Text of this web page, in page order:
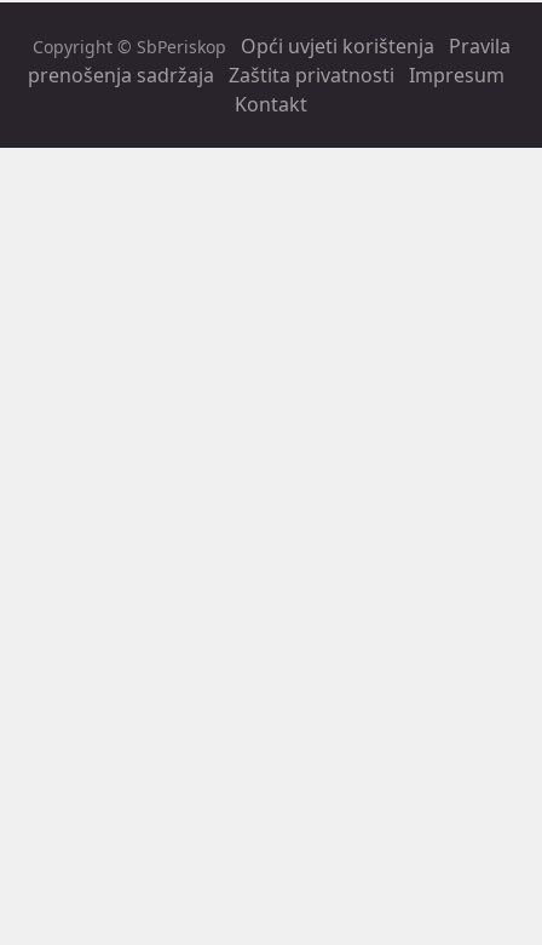
Copyright © SbPeriskop Opći uvjeti korištenja
Pravila
prenošenja sadržaja Zaštita privatnosti Impresum
Kontakt